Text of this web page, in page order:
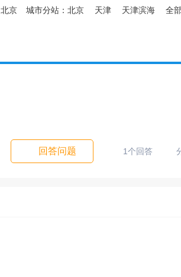
北京 城市分站： 北京 天津 天津滨海 全
回答问题 1个回答